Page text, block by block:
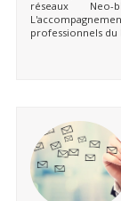
réseaux
professionnels du